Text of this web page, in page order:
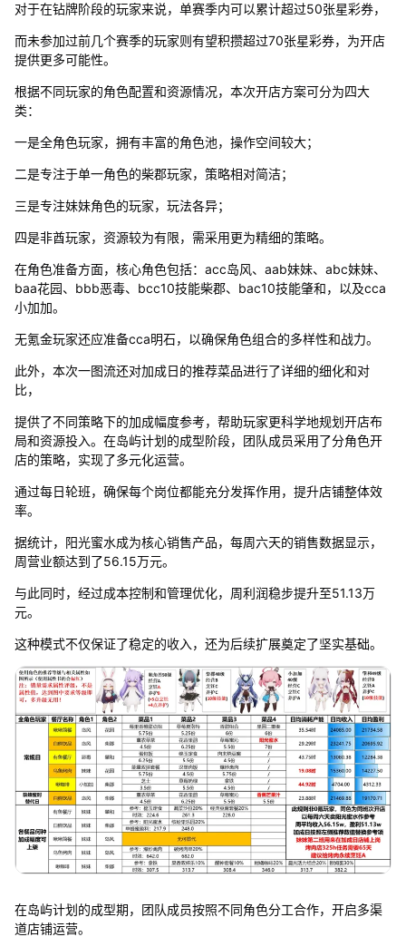
对于在钻牌阶段的玩家来说，单赛季内可以累计超过50张星彩券，
而未参加过前几个赛季的玩家则有望积攒超过70张星彩券，为开店
提供更多可能性。
根据不同玩家的角色配置和资源情况，本次开店方案可分为四大
类：
一是全角色玩家，拥有丰富的角色池，操作空间较大；
二是专注于单一角色的柴郡玩家，策略相对简洁；
三是专注妹妹角色的玩家，玩法各异；
四是非酋玩家，资源较为有限，需采用更为精细的策略。
在角色准备方面，核心角色包括：acc岛风、aab妹妹、abc妹妹、
baa花园、bbb恶毒、bcc10技能柴郡、bac10技能肇和，以及cca
小加加。
无氪金玩家还应准备cca明石，以确保角色组合的多样性和战力。
此外，本次一图流还对加成日的推荐菜品进行了详细的细化和对
比，
提供了不同策略下的加成幅度参考，帮助玩家更科学地规划开店布
局和资源投入。在岛屿计划的成型阶段，团队成员采用了分角色开
店的策略，实现了多元化运营。
通过每日轮班，确保每个岗位都能充分发挥作用，提升店铺整体效
率。
据统计，阳光蜜水成为核心销售产品，每周六天的销售数据显示，
周营业额达到了56.15万元。
与此同时，经过成本控制和管理优化，周利润稳步提升至51.13万
元。
这种模式不仅保证了稳定的收入，还为后续扩展奠定了坚实基础。
在岛屿计划的成型期，团队成员按照不同角色分工合作，开启多渠
道店铺运营。